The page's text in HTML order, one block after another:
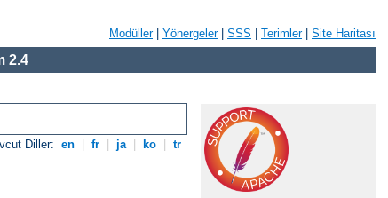
Modüller| Yönergeler| SSS Terimler| Site Haritası
2.4
Diller: en fr ja ko tr